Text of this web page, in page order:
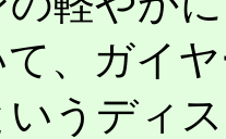
、ガイ
うディ